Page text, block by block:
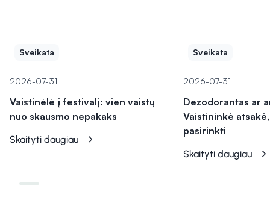
Sveikata
2026-07-31
Vaistinėlė į festivalį: vien vaistų
nuo skausmo nepakaks
Skaityti daugiau
Sveikata
2026-07-31
Dezodorantas ar
Vaistininkė
pasirinkti
Skaityti daugiau